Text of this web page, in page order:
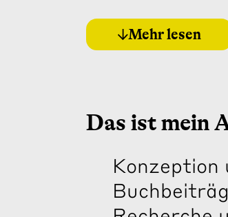
Mehr lesen
Das ist mein
Konzeption